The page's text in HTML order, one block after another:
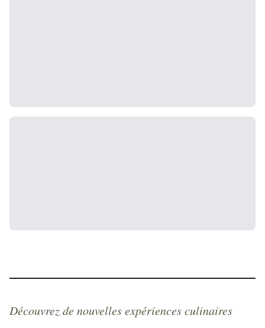
Découvrez de nouvelles expériences culinaires